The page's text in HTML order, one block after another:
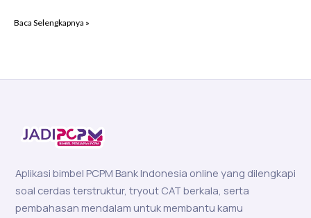
Baca Selengkapnya »
Aplikasi bimbel PCPM Bank Indonesia online yang dilengkapi
soal cerdas terstruktur, tryout CAT berkala, serta
pembahasan mendalam untuk membantu kamu